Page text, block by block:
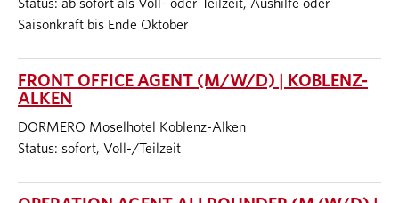
Status: ab sofort als Voll- oder Teilzeit, Aushilfe oder
Saisonkraft bis Ende Oktober
FRONT OFFICE AGENT (M/W/D) | KOBLENZ-
ALKEN
DORMERO Moselhotel Koblenz-Alken
Status: sofort, Voll-/Teilzeit